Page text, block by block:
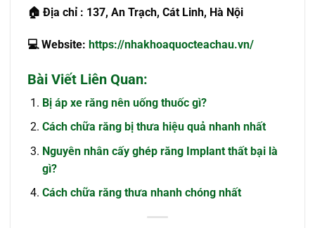
🏠 Địa chỉ : 137, An Trạch, Cát Linh, Hà Nội
💻 Website: https://nhakhoaquocteachau.vn/
Bài Viết Liên Quan:
Bị áp xe răng nên uống thuốc gì?
Cách chữa răng bị thưa hiệu quả nhanh nhất
Nguyên nhân cấy ghép răng Implant thất bại là
gì?
Cách chữa răng thưa nhanh chóng nhất